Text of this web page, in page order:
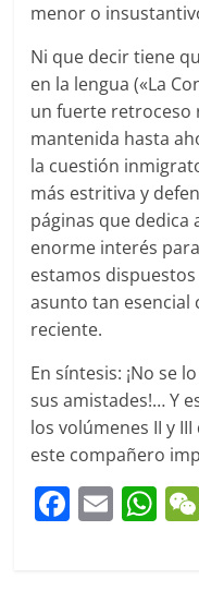
menor o
Ni que decir tiene
en la lengua («La
un fuerte retroceso
mantenida hasta
la cuestión
más estritiva y
páginas que dedica
enorme interés
estamos
asunto tan esencial
reciente.
En síntesis: ¡No se
sus amistades!… Y
los volúmenes II y III
este compañero
F E W